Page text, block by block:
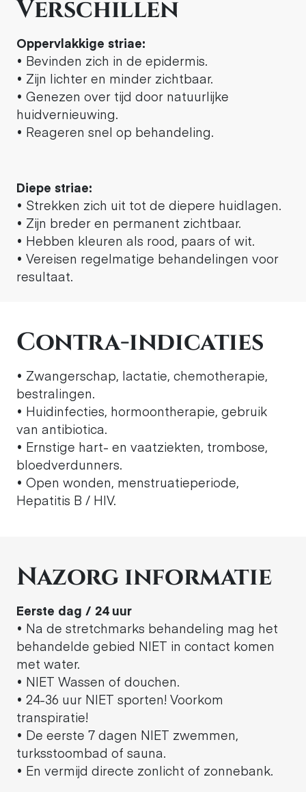
Verschillen
Oppervlakkige striae:
• Bevinden zich in de epidermis.
• Zijn lichter en minder zichtbaar.
• Genezen over tijd door natuurlijke
huidvernieuwing.
• Reageren snel op behandeling.
Diepe striae:
• Strekken zich uit tot de diepere huidlagen.
• Zijn breder en permanent zichtbaar.
• Hebben kleuren als rood, paars of wit.
• Vereisen regelmatige behandelingen voor
resultaat.
Contra-indicaties
• Zwangerschap, lactatie, chemotherapie,
bestralingen.
• Huidinfecties, hormoontherapie, gebruik
van antibiotica.
• Ernstige hart- en vaatziekten, trombose,
bloedverdunners.
• Open wonden, menstruatieperiode,
Hepatitis B / HIV.
Nazorg informatie
Eerste dag / 24 uur
• Na de stretchmarks behandeling mag het
behandelde gebied NIET in contact komen
met water.
• NIET Wassen of douchen.
• 24-36 uur NIET sporten! Voorkom
transpiratie!
• De eerste 7 dagen NIET zwemmen,
turksstoombad of sauna.
• En vermijd directe zonlicht of zonnebank.